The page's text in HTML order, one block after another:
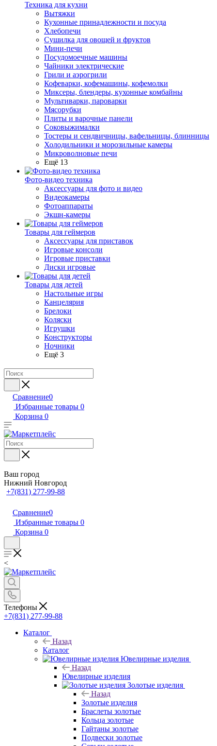
Техника для кухни
Вытяжки
Кухонные принадлежности и посуда
Хлебопечи
Сушилка для овощей и фруктов
Мини-печи
Посудомоечные машины
Чайники электрические
Грили и аэрогрили
Кофеварки, кофемашины, кофемолки
Миксеры, блендеры, кухонные комбайны
Мультиварки, пароварки
Мясорубки
Плиты и варочные панели
Соковыжималки
Тостеры и сендвичницы, вафельницы, блинницы
Холодильники и морозильные камеры
Микроволновые печи
Ещё 13
Фото-видео техника
Аксессуары для фото и видео
Видеокамеры
Фотоаппараты
Экшн-камеры
Товары для геймеров
Аксессуары для приставок
Игровые консоли
Игровые приставки
Диски игровые
Товары для детей
Настольные игры
Канцелярия
Брелоки
Коляски
Игрушки
Конструкторы
Ночники
Ещё 3
Сравнение0
Избранные товары 0
Корзина 0
Ваш город
Нижний Новгород
+7(831) 277-99-88
Сравнение0
Избранные товары 0
Корзина 0
<
Телефоны
+7(831) 277-99-88
Каталог
Назад
Каталог
Ювелирные изделия
Назад
Ювелирные изделия
Золотые изделия
Назад
Золотые изделия
Браслеты золотые
Кольца золотые
Гайтаны золотые
Подвески золотые